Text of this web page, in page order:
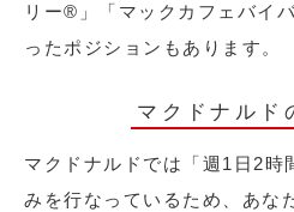
リー®︎」「マックカフェバイ
ったポジションもあります。
マクドナルド
マクドナルドでは「週1日2時
みを行なっているため、あな